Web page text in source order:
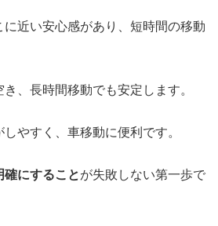
近い安心感があり、短時間の移動
、長時間移動でも安定します。
やすく、車移動に便利です。
にすることが失敗しない第一歩で